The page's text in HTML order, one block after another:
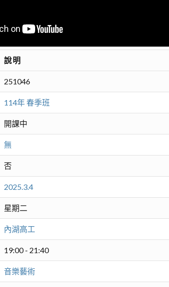
說明
251046
114年 春季班
開課中
無
否
2025.3.4
星期二
內湖高工
19:00 - 21:40
音樂藝術